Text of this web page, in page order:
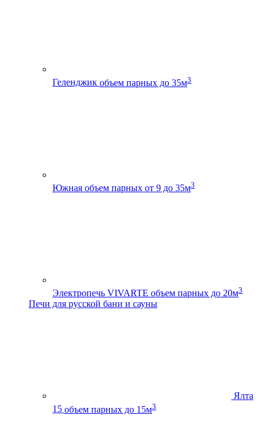
Геленджик объем парных до 35м3
Южная объем парных от 9 до 35м3
Электропечь VIVARTE объем парных до 20м3
Печи для русской бани и сауны
Ялта
15 объем парных до 15м3